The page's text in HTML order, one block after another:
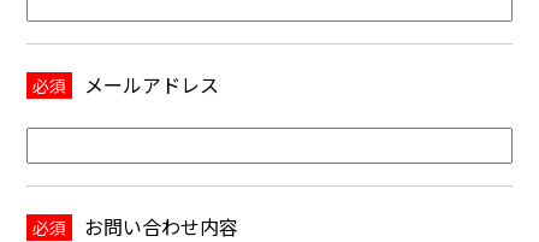
必須 メールアドレス
必須 お問い合わせ内容